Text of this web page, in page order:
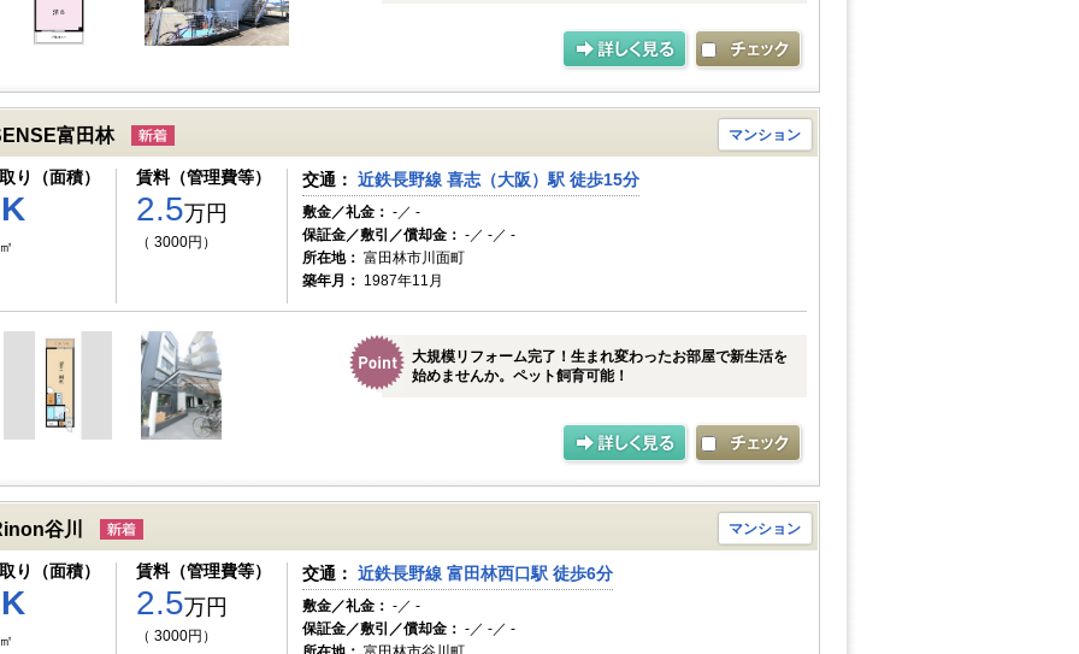
富田林 マンション
り（面積） 賃料（管理費等）
2.5万円
（ 3000円）
交通： 近鉄長野線 喜志（大阪）駅 徒歩15分
敷金／礼金： -／ -
保証金／敷引／償却金： -／ -／ -
所在地： 富田林市川面町
築年月： 1987年11月
大規模リフォーム完了！生まれ変わったお部屋で新生活を
始めませんか。ペット飼育可能！
谷川 マンション
り（面積） 賃料（管理費等）
2.5万円
（ 3000円）
交通： 近鉄長野線 富田林西口駅 徒歩6分
敷金／礼金： -／ -
保証金／敷引／償却金： -／ -／ -